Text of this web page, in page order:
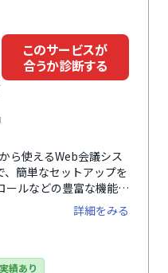
このサービスが
合うか診断する
ら使えるWeb会議シス
簡単なセットアップを
ールなどの豊富な機能を
詳細をみる
績あり